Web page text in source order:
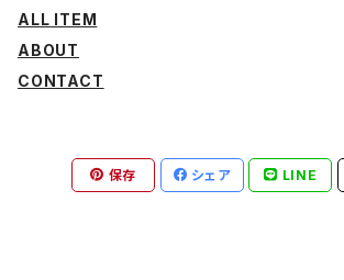
ALL ITEM
ABOUT
CONTACT
保存 シェア LINE